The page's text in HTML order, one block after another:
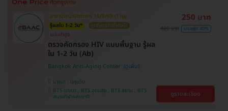
สาขาบางนาปิดทำการ 10/8/69 (1วัน)
รู้ผลใน 1-2 วัน*
ถูกที่สุดเท่าที่เคยมี!
แม่นยำสูง
ตรวจคัดกรอง HIV แบบพื้นฐาน รู้ผล
ใน 1-2 วัน (Ab)
Bangkok Anti-Aging Center
บางนา , ปทุมวัน
BTS บางนา , BTS อุดมสุข , BTS สยาม , BTS
สนามกีฬาแห่งชาติ
250 บาท
420 บาท ประหยัด 40%
ดูรายละเอียด